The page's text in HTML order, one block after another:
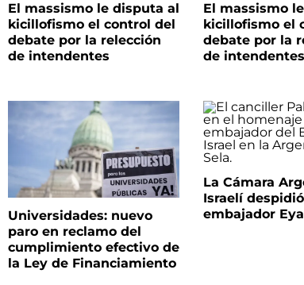
El massismo le disputa al
kicillofismo el control del
debate por la relección
de intendentes
El massismo
kicillofismo el
debate por la
de intendentes
Universidades: nuevo
paro en reclamo del
cumplimiento efectivo de
la Ley de Financiamiento
La Cámara
Israelí
embajador